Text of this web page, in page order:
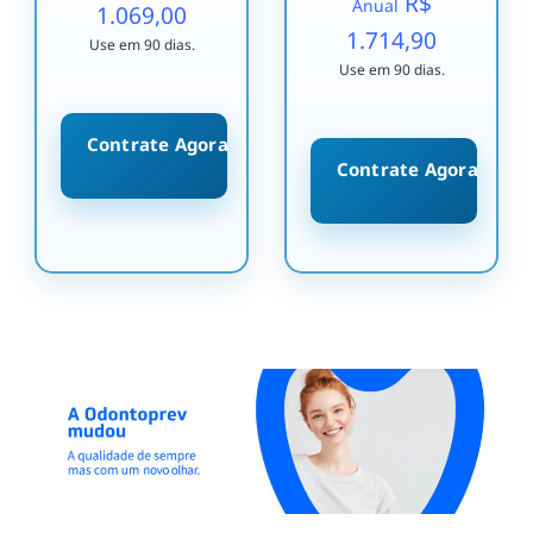
1.069,00
Use em 90 dias.
Contrate Agora
Anual
1.714,90
Use em 90 dias.
Contrate Agora